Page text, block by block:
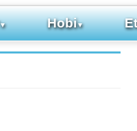
▼ Hobi▼